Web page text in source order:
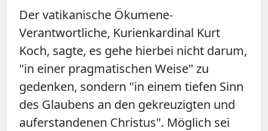
Der vatikanische Ökumene-
Verantwortliche, Kurienkardinal Kurt
Koch, sagte, es gehe hierbei nicht darum,
"in einer pragmatischen Weise" zu
gedenken, sondern "in einem tiefen Sinn
des Glaubens an den gekreuzigten und
auferstandenen Christus". Möglich sei